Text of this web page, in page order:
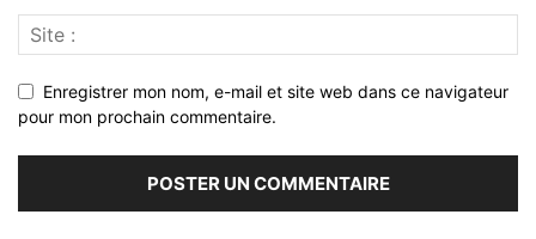
Enregistrer mon nom, e-mail et site web dans ce navigateur
pour mon prochain commentaire.